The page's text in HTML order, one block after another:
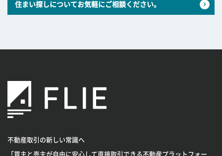
住まい探しについてお気軽にご相談ください。
不動産取引の新しい常識へ
「買主と売主が自由に安心して直接取引できる不動産プラットフォー